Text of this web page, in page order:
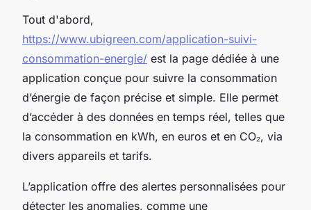
Tout d'abord,
https://www.ubigreen.com/application-suivi-
consommation-energie/ est la page dédiée à une
application conçue pour suivre la consommation
d’énergie de façon précise et simple. Elle permet
d’accéder à des données en temps réel, telles que
la consommation en kWh, en euros et en CO₂, via
divers appareils et tarifs.
L’application offre des alertes personnalisées pour
détecter les anomalies, comme une